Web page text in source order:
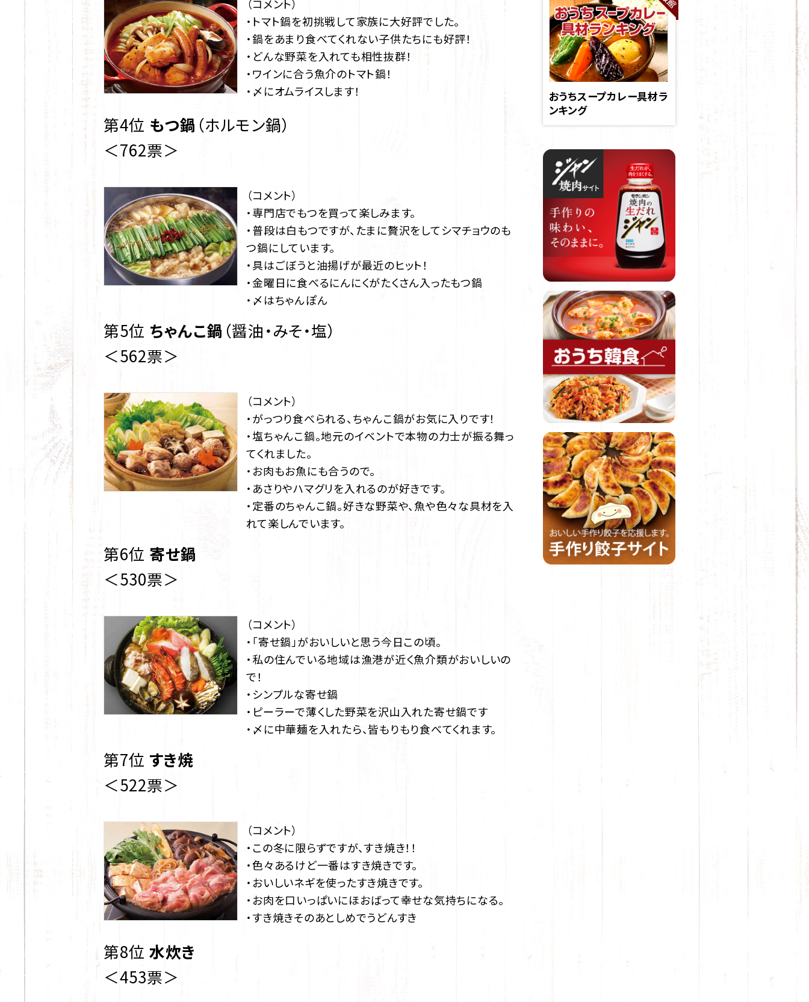
（コメント）
・トマト鍋を初挑戦して家族に大好評でした。
・鍋をあまり食べてくれない子供たちにも好評！
・どんな野菜を入れても相性抜群！
・ワインに合う魚介のトマト鍋！
・〆にオムライスします！
第4位 もつ鍋 （ホルモン鍋）
＜762票＞
（コメント）
・専門店でもつを買って楽しみます。
・普段は白もつですが、たまに贅沢をしてシマチョウのも
つ鍋にしています。
・具はごぼうと油揚げが最近のヒット！
・金曜日に食べるにんにくがたくさん入ったもつ鍋
・〆はちゃんぽん
第5位 ちゃんこ鍋 （醤油・みそ・塩）
＜562票＞
（コメント）
・がっつり食べられる、ちゃんこ鍋がお気に入りです！
・塩ちゃんこ鍋。地元のイベントで本物の力士が振る舞っ
てくれました。
・お肉もお魚にも合うので。
・あさりやハマグリを入れるのが好きです。
・定番のちゃんこ鍋。好きな野菜や、魚や色々な具材を入
れて楽しんでいます。
第6位 寄せ鍋
＜530票＞
（コメント）
・「寄せ鍋」がおいしいと思う今日この頃。
・私の住んでいる地域は漁港が近く魚介類がおいしいの
で！
・シンプルな寄せ鍋
・ピーラーで薄くした野菜を沢山入れた寄せ鍋です
・〆に中華麺を入れたら、皆もりもり食べてくれます。
第7位 すき焼
＜522票＞
（コメント）
・この冬に限らずですが、すき焼き！！
・色々あるけど一番はすき焼きです。
・おいしいネギを使ったすき焼きです。
・お肉を口いっぱいにほおばって幸せな気持ちになる。
・すき焼きそのあとしめでうどんすき
第8位 水炊き
＜453票＞
おうちスープカレー具材ラ
ンキング